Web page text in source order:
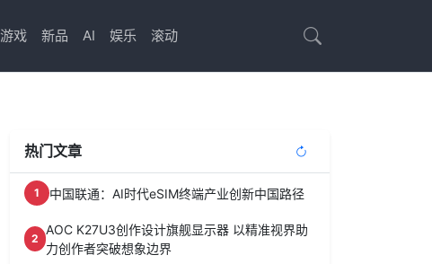
游戏 新品 AI 娱乐 滚动
热门文章
1 中国联通：AI时代eSIM终端产业创新中国路径
2
AOC K27U3创作设计旗舰显示器 以精准视界助
力创作者突破想象边界